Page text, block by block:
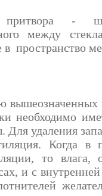
притвора -
между
в пространство
вышеозначенных
необходимо
Для удаления
Когда
то
и с